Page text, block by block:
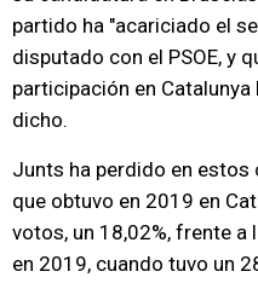
partido ha "acariciado el
disputado con el PSOE, y
participación en
dicho.
Junts ha perdido en
que obtuvo en 2019 en
votos, un 18,02%, frente
en 2019, cuando tuvo un